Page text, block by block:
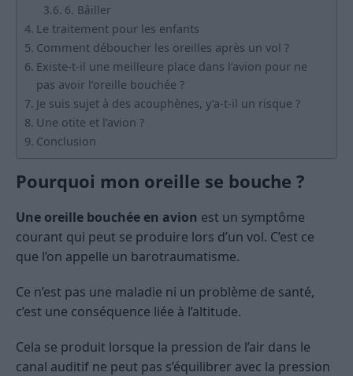
6. Bâiller
Le traitement pour les enfants
Comment déboucher les oreilles après un vol ?
Existe-t-il une meilleure place dans l’avion pour ne
pas avoir l’oreille bouchée ?
Je suis sujet à des acouphènes, y’a-t-il un risque ?
Une otite et l’avion ?
Conclusion
Pourquoi mon oreille se bouche ?
Une oreille bouchée en avion est un symptôme
courant qui peut se produire lors d’un vol. C’est ce
que l’on appelle un barotraumatisme.
Ce n’est pas une maladie ni un problème de santé,
c’est une conséquence liée à l’altitude.
Cela se produit lorsque la pression de l’air dans le
canal auditif ne peut pas s’équilibrer avec la pression